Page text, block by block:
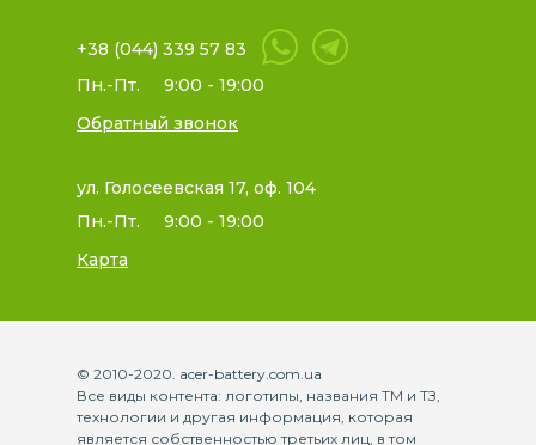
+38 (044) 339 57 83
Пн.-Пт.
9:00 - 19:00
Обратный звонок
ул. Голосеевская 17, оф. 104
Пн.-Пт.
9:00 - 19:00
Карта
© 2010-2020. acer-battery.com.ua
Все виды контента: логотипы, названия ТМ и ТЗ,
технологии и другая информация, которая
является собственностью третьих лиц, в том